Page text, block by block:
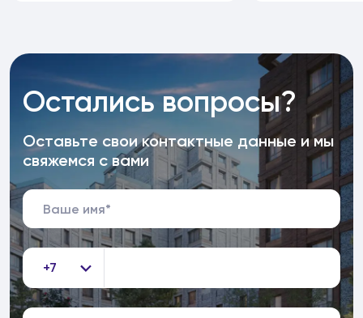
Остались вопросы?
Оставьте свои контактные данные и мы
свяжемся с вами
+7